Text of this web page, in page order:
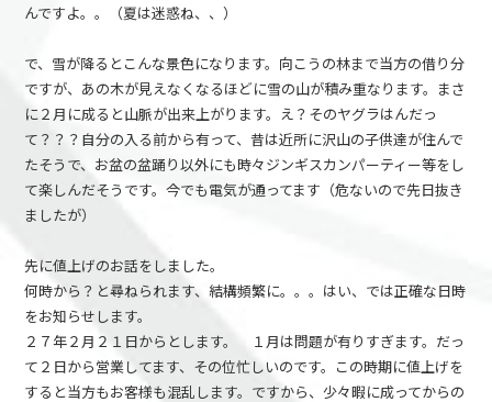
んですよ。。（夏は迷惑ね、、）
で、雪が降るとこんな景色になります。向こうの林まで当方の借り分
ですが、あの木が見えなくなるほどに雪の山が積み重なります。まさ
に２月に成ると山脈が出来上がります。え？そのヤグラはんだっ
て？？？自分の入る前から有って、昔は近所に沢山の子供達が住んで
たそうで、お盆の盆踊り以外にも時々ジンギスカンパーティー等をし
て楽しんだそうです。今でも電気が通ってます（危ないので先日抜き
ましたが）
先に値上げのお話をしました。
何時から？と尋ねられます、結構頻繁に。。。はい、では正確な日時
をお知らせします。
２７年２月２１日からとします。 １月は問題が有りすぎます。だっ
て２日から営業してます、その位忙しいのです。この時期に値上げを
すると当方もお客様も混乱します。ですから、少々暇に成ってからの